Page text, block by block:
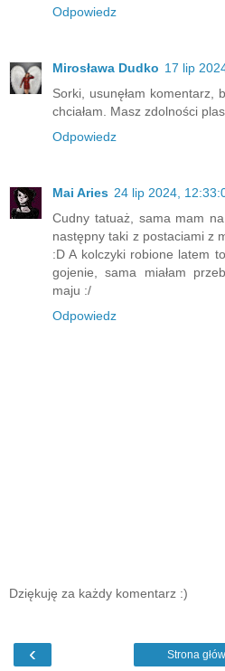
Odpowiedz
Mirosława Dudko 17 lip
Sorki, usunęłam komentarz,
chciałam. Masz zdolności
Odpowiedz
Mai Aries 24 lip 2024,
Cudny tatuaż, sama mam
następny taki z postaciami z
:D A kolczyki robione latem
gojenie, sama miałam
maju :/
Odpowiedz
Dziękuję za każdy komentarz :)
‹ Strona